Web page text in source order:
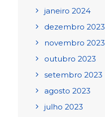
janeiro 2024
dezembro 2023
novembro 2023
outubro 2023
setembro 2023
agosto 2023
julho 2023